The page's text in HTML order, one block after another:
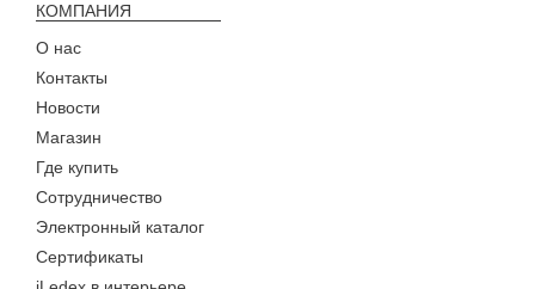
КОМПАНИЯ
О нас
Контакты
Новости
Магазин
Где купить
Сотрудничество
Электронный каталог
Сертификаты